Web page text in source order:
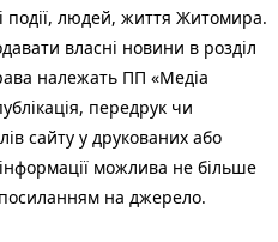
події, людей, життя Житомира.
власні новини в розділ
належать ПП «Медіа
передрук чи
сайту у друкованих або
можлива не більше
на джерело.